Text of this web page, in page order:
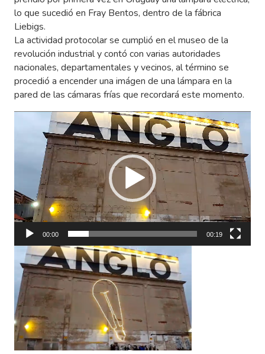
lo que sucedió en Fray Bentos, dentro de la fábrica
Liebigs.
La actividad protocolar se cumplió en el museo de la
revolución industrial y contó con varias autoridades
nacionales, departamentales y vecinos, al término se
procedió a encender una imágen de una lámpara en la
pared de las cámaras frías que recordará este momento.
Reproductor
00:00 00:19